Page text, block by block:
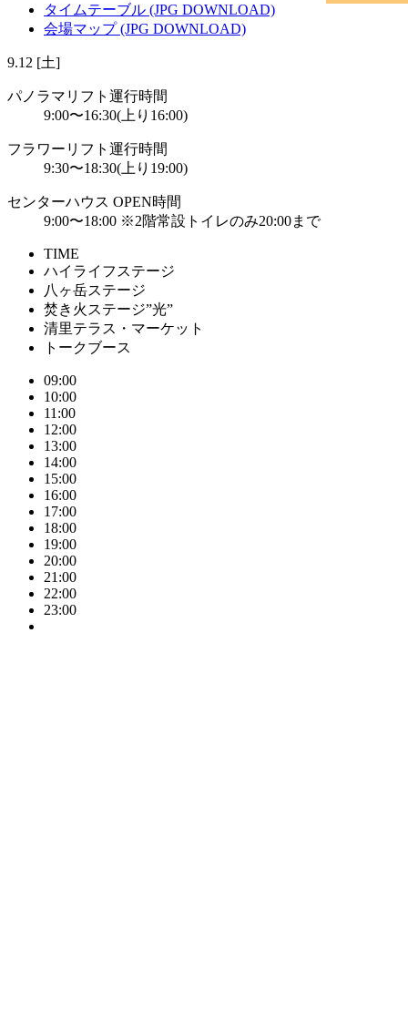
タイムテーブル (JPG DOWNLOAD)
会場マップ(JPG DOWNLOAD)
9.12 [土]
パノラマリフト運行時間
9:00〜16:30(上り16:00)
フラワーリフト運行時間
9:30〜18:30(上り19:00)
センターハウス OPEN時間
9:00〜18:00 ※2階常設トイレのみ20:00まで
TIME
ハイライフステージ
八ヶ岳ステージ
焚き火ステージ”光”
清里テラス・マーケット
トークブース
09:00
10:00
11:00
12:00
13:00
14:00
15:00
16:00
17:00
18:00
19:00
20:00
21:00
22:00
23:00